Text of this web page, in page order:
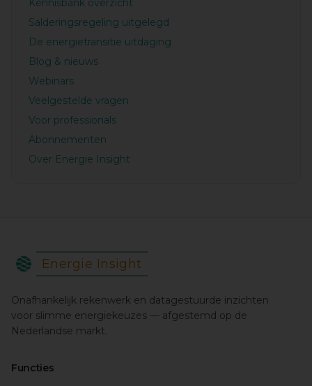
Kennisbank overzicht
Salderingsregeling uitgelegd
De energietransitie uitdaging
Blog & nieuws
Webinars
Veelgestelde vragen
Voor professionals
Abonnementen
Over Energie Insight
Energie Insight
Onafhankelijk rekenwerk en datagestuurde inzichten
voor slimme energiekeuzes — afgestemd op de
Nederlandse markt.
Functies